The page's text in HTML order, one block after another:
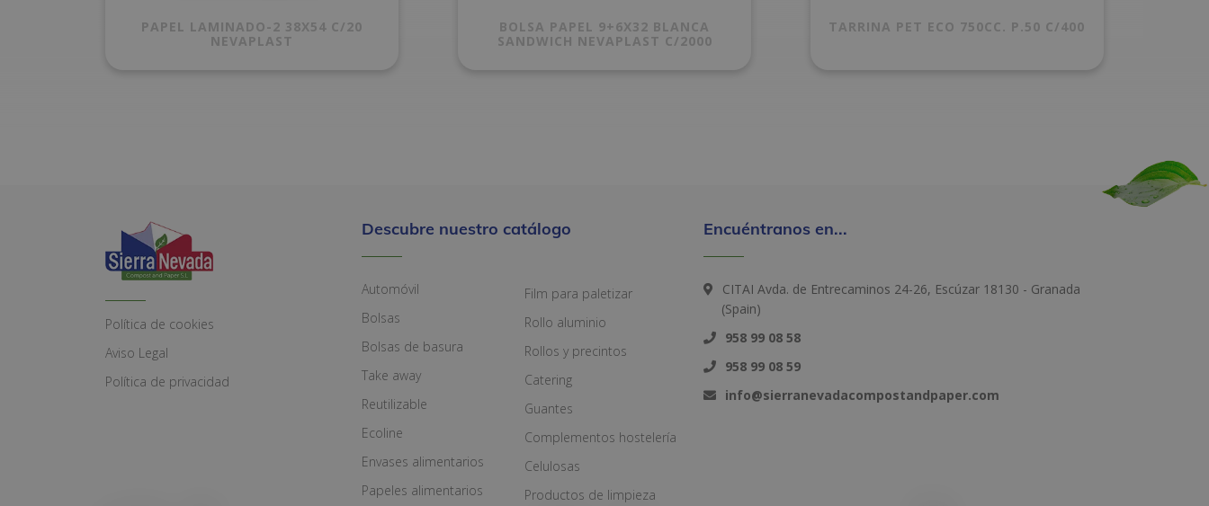
PAPEL LAMINADO-2 38X54 C/20
NEVAPLAST
BOLSA PAPEL 9+6X32 BLANCA
SANDWICH NEVAPLAST C/2000
TARRINA PET ECO 750CC. P.50 C/400
Política de cookies
Aviso Legal
Política de privacidad
Descubre nuestro catálogo
Automóvil
Bolsas
Bolsas de basura
Take away
Reutilizable
Ecoline
Envases alimentarios
Papeles alimentarios
Film para paletizar
Rollo aluminio
Rollos y precintos
Catering
Guantes
Complementos hostelería
Celulosas
Productos de limpieza
Encuéntranos en...
CITAI Avda. de Entrecaminos 24-26, Escúzar 18130 - Granada
(Spain)
958 99 08 58
958 99 08 59
info@sierranevadacompostandpaper.com